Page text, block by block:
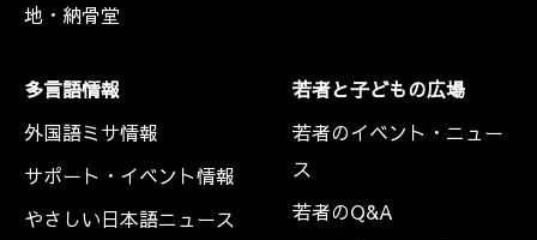
地・納骨堂
多言語情報
外国語ミサ情報
サポート・イベント情報
やさしい日本語ニュース
若者と子どもの広場
若者のイベント・ニュー
ス
若者のQ&A